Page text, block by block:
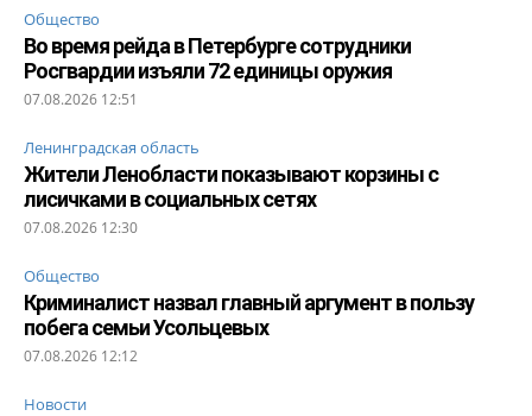
Общество
Во время рейда в Петербурге сотрудники
Росгвардии изъяли 72 единицы оружия
07.08.2026 12:51
Ленинградская область
Жители Ленобласти показывают корзины с
лисичками в социальных сетях
07.08.2026 12:30
Общество
Криминалист назвал главный аргумент в пользу
побега семьи Усольцевых
07.08.2026 12:12
Новости